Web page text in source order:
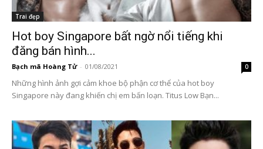
Trai đẹp
Hot boy Singapore bất ngờ nổi tiếng khi
đăng bán hình...
Bạch mã Hoàng Tử - 01/08/2021 0
Những hình ảnh gợi cảm khoe bộ phận cơ thể của hot boy
Singapore này đang khiến chị em bấn loạn. Titus Low Bạn...